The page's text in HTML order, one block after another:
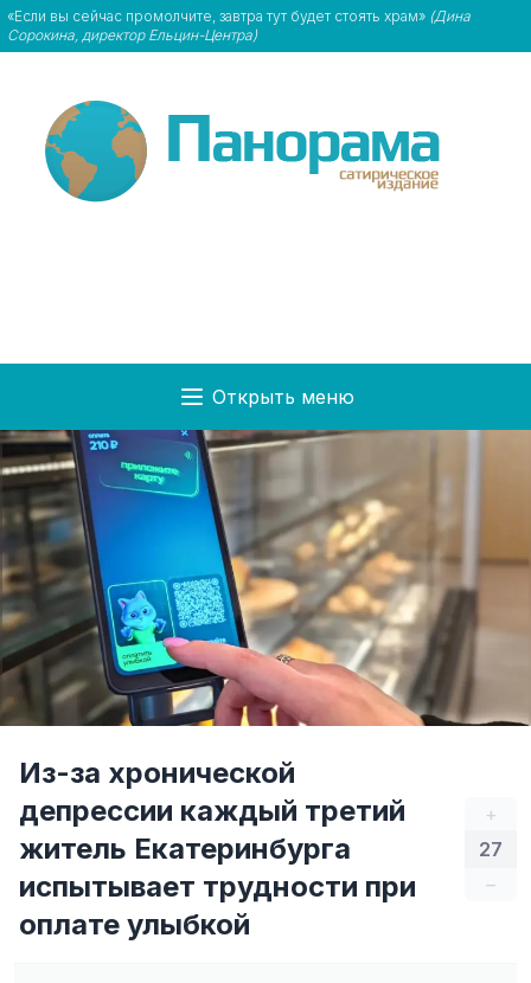
«Если вы сейчас промолчите, завтра тут будет стоять храм» (Дина
Сорокина, директор Ельцин-Центра)
Открыть меню
+
27
–
Из-за хронической
депрессии каждый третий
житель Екатеринбурга
испытывает трудности при
оплате улыбкой